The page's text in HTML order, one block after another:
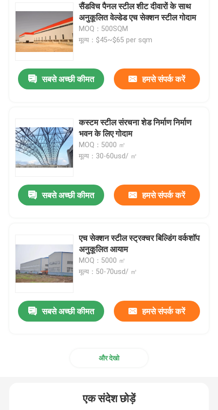
सैंडविच पैनल स्टील शीट दीवारों के साथ
अनुकूलित वेल्डेड एच सेक्शन स्टील गोदाम
MOQ：500SQM
मूल्य：$45~$65 per sqm
सबसे अच्छी कीमत हमसे संपर्क करें
कस्टम स्टील संरचना शेड निर्माण निर्माण
भवन के लिए गोदाम
MOQ：5000 ㎡
मूल्य：30-60usd/ ㎡
सबसे अच्छी कीमत हमसे संपर्क करें
एच सेक्शन स्टील स्ट्रक्चर बिल्डिंग वर्कशॉप
अनुकूलित आयाम
MOQ：5000 ㎡
मूल्य：50-70usd/ ㎡
सबसे अच्छी कीमत हमसे संपर्क करें
और देखो
एक संदेश छोड़ें